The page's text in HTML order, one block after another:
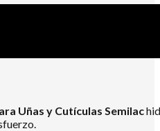
Uñas y Cutículas Semilac